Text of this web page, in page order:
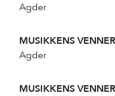
Agder
MUSIKKENS
Agder
MUSIKKENS